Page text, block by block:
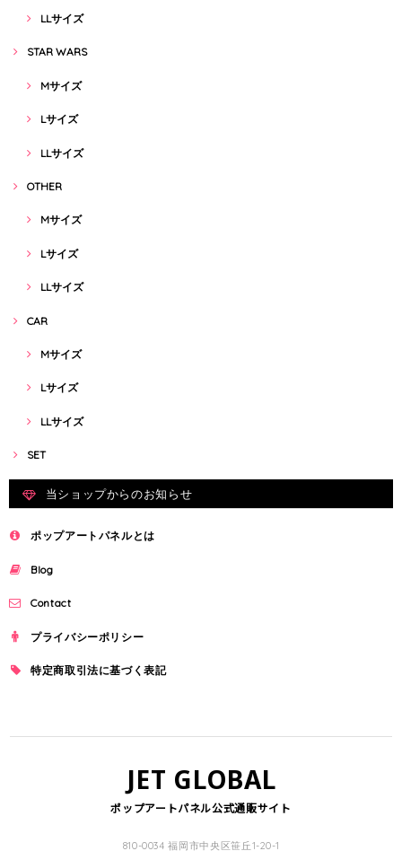
LLサイズ
STAR WARS
Mサイズ
Lサイズ
LLサイズ
OTHER
Mサイズ
Lサイズ
LLサイズ
CAR
Mサイズ
Lサイズ
LLサイズ
SET
当ショップからのお知らせ
ポップアートパネルとは
Blog
Contact
プライバシーポリシー
特定商取引法に基づく表記
JET GLOBAL
ポップアートパネル公式通販サイト
810-0034 福岡市中央区笹丘1-20-1